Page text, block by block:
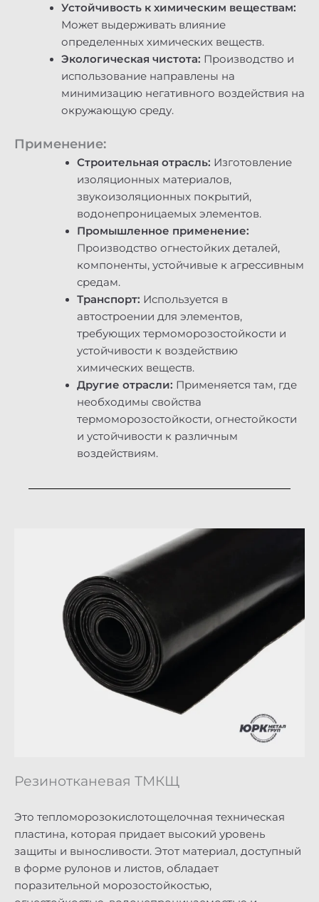
Устойчивость к химическим веществам:
Может выдерживать влияние
определенных химических веществ.
Экологическая чистота: Производство и
использование направлены на
минимизацию негативного воздействия на
окружающую среду.
Применение:
Строительная отрасль: Изготовление
изоляционных материалов,
звукоизоляционных покрытий,
водонепроницаемых элементов.
Промышленное применение:
Производство огнестойких деталей,
компоненты, устойчивые к агрессивным
средам.
Транспорт: Используется в
автостроении для элементов,
требующих термоморозостойкости и
устойчивости к воздействию
химических веществ.
Другие отрасли: Применяется там, где
необходимы свойства
термоморозостойкости, огнестойкости
и устойчивости к различным
воздействиям.
Резинотканевая ТМКЩ
Это тепломорозокислотощелочная техническая
пластина, которая придает высокий уровень
защиты и выносливости. Этот материал, доступный
в форме рулонов и листов, обладает
поразительной морозостойкостью,